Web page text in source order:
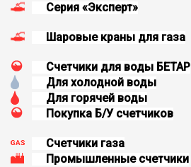
Серия «Эксперт»
Шаровые краны для газа
Счетчики для воды БЕТАР
Для холодной воды
Для горячей воды
Покупка Б/У счетчиков
Счетчики газа
Промышленные счетчики